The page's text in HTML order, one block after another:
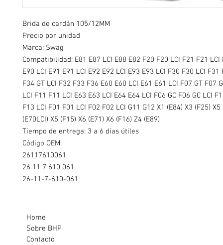
Brida de cardán 105/12MM
Precio por unidad
Marca: Swag
Compatibilidad: E81 E87 LCI E88 E82 F20 F20 LCI F21 F21
E90 LCI E91 E91 LCI E92 E92 LCI E93 E93 LCI F30 F30 LCI F31
F34 GT LCI F32 F33 F36 E60 E60 LCI E61 E61 LCI F07 GT F07
LCI F11 F11 LCI E63 E63 LCI E64 E64 LCI F06 GC F06 GC LCI
F13 LCI F01 F01 LCI F02 F02 LCI G11 G12 X1 (E84) X3 (F25) X5
(E70LCI) X5 (F15) X6 (E71) X6 (F16) Z4 (E89)
Tiempo de entrega: 3 a 6 días útiles
Código OEM:
26117610061
26 11 7 610 061
26-11-7-610-061
Home
Sobre BHP
Contacto